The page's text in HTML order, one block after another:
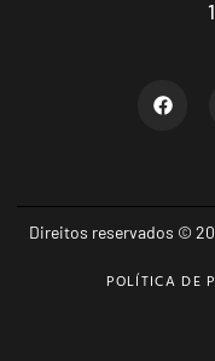
Direitos reservados ©
POLÍTICA DE